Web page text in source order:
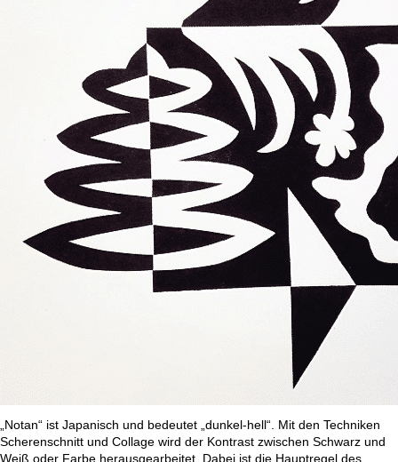
„Notan“ ist Japanisch und bedeutet „dunkel-hell“. Mit den Techniken
Scherenschnitt und Collage wird der Kontrast zwischen Schwarz und
Weiß oder Farbe herausgearbeitet. Dabei ist die Hauptregel des